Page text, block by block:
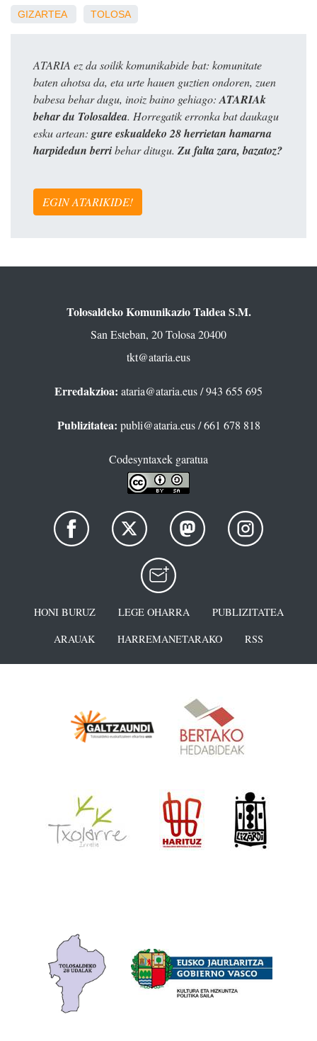
GIZARTEA TOLOSA
ATARIA ez da soilik komunikabide bat: komunitate
baten ahotsa da, eta urte hauen guztien ondoren, zuen
babesa behar dugu, inoiz baino gehiago: ATARIAk
behar du Tolosaldea. Horregatik erronka bat daukagu
esku artean: gure eskualdeko 28 herrietan hamarna
harpidedun berribehar ditugu. Zu falta zara, bazatoz?
EGIN ATARIKIDE!
Tolosaldeko Komunikazio Taldea S.M.
San Esteban, 20 Tolosa 20400
tkt@ataria.eus
Erredakzioa: ataria@ataria.eus/ 943 655 695
Publizitatea: publi@ataria.eus/ 661 678 818
Codesyntaxek garatua
HONI BURUZ LEGE OHARRA
PUBLIZITATEA
ARAUAK
HARREMANETARAKO RSS